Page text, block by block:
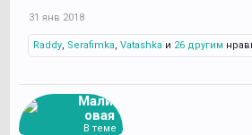
31 янв 2018
Raddy, Serafimka, Vatashka и 26 другим
Малин
овая
В теме